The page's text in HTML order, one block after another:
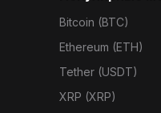
Bitcoin (BTC)
Ethereum (ETH)
Tether (USDT)
XRP (XRP)